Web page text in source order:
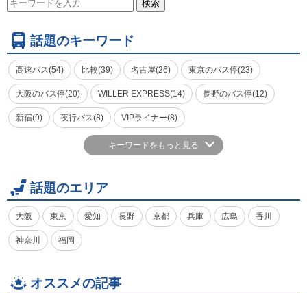
検索
話題のキーワード
高速バス(54) 比較(39) 名古屋(26) 東京のバス停(23)
大阪のバス停(20) WILLER EXPRESS(14) 長野のバス停(12)
新宿(9) 夜行バス(8) VIPライナー(8)
キーワードをもっと見る
話題のエリア
大阪 東京 愛知 長野 京都 兵庫 広島 香川
神奈川 福岡
オススメの記事